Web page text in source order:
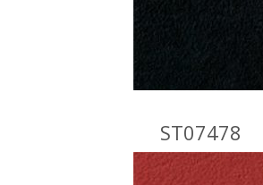
ST07478